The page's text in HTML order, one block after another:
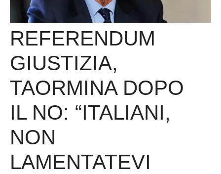
REFERENDUM
GIUSTIZIA,
TAORMINA DOPO
IL NO: “ITALIANI,
NON
LAMENTATEVI